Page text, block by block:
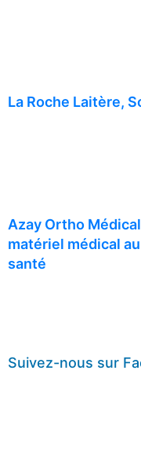
La Roche Laitère,
Azay Ortho
matériel médical
santé
Suivez-nous sur